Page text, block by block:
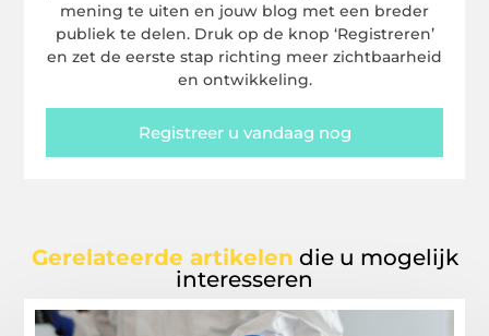
mening te uiten en jouw blog met een breder
publiek te delen. Druk op de knop ‘Registreren’
en zet de eerste stap richting meer zichtbaarheid
en ontwikkeling.
Registreer u vandaag nog
Gerelateerde artikelen die u mogelijk
interesseren